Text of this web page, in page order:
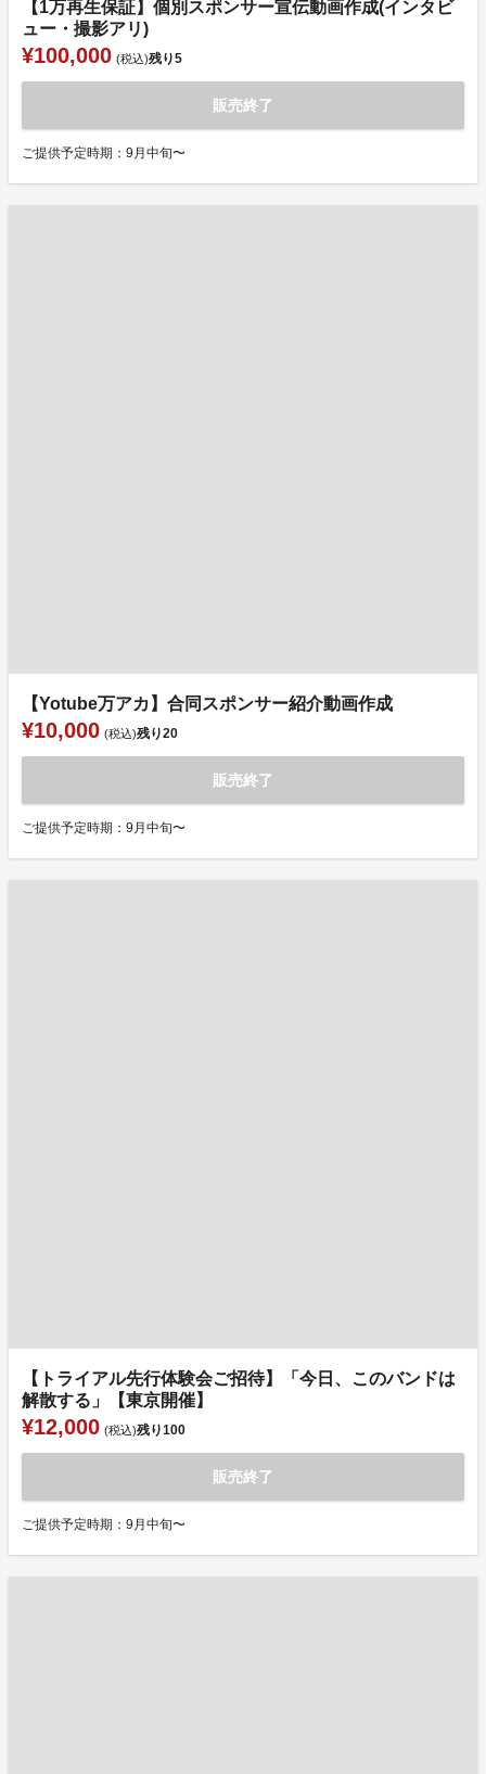
【1万再生保証】個別スポンサー宣伝動画作成(インタビ
ュー・撮影アリ)
¥100,000 (税込)残り5
販売終了
ご提供予定時期：9月中旬〜
【Yotube万アカ】合同スポンサー紹介動画作成
¥10,000 (税込)残り20
販売終了
ご提供予定時期：9月中旬〜
【トライアル先行体験会ご招待】「今日、このバンドは
解散する」【東京開催】
¥12,000 (税込)残り100
販売終了
ご提供予定時期：9月中旬〜